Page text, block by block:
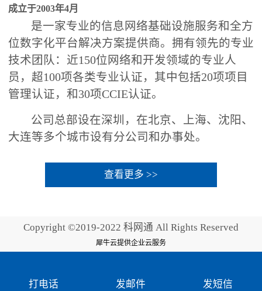
成立于2003年4月
是一家专业的信息网络基础设施服务和全方
位数字化平台解决方案提供商。拥有领先的专业
技术团队：近150位网络和开发领域的专业人
员，超100项各类专业认证，其中包括20项项目
管理认证，和30项CCIE认证。
公司总部设在深圳，在北京、上海、沈阳、
大连等多个城市设有分公司和办事处。
查看更多 >>
Copyright ©2019-2022 科网通 All Rights Reserved
犀牛云提供企业云服务
打电话 发邮件 发短信